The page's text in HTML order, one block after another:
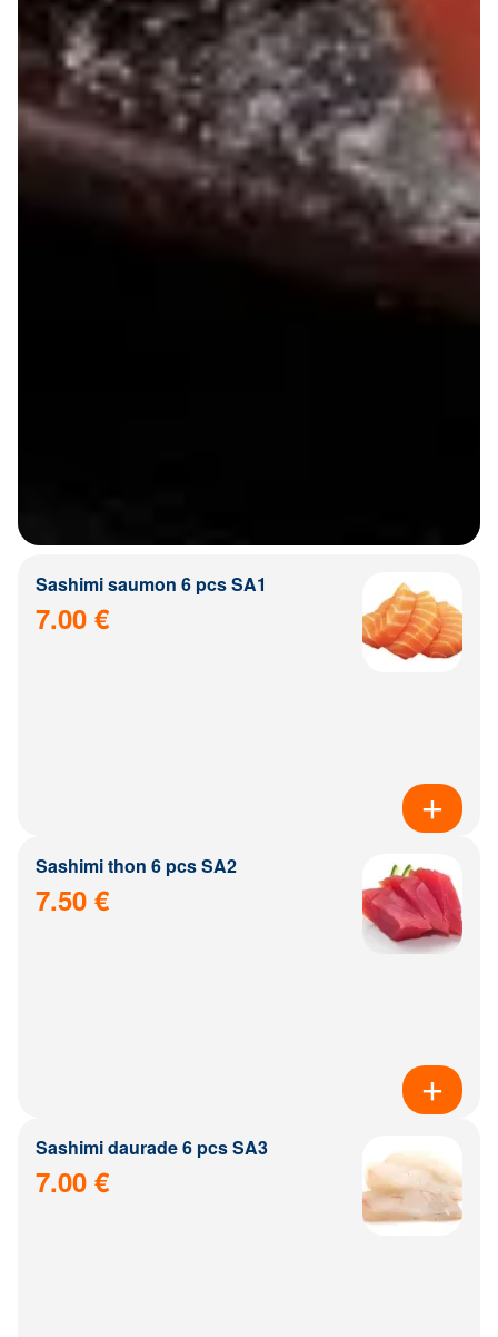
Sashimi saumon 6 pcs SA1
7.00 €
Sashimi thon 6 pcs SA2
7.50 €
Sashimi daurade 6 pcs SA3
7.00 €